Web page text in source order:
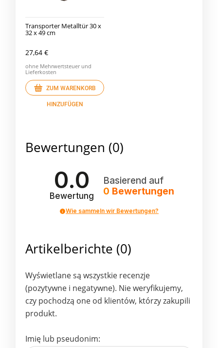
Transporter Metalltür 30 x
32 x 49 cm
27,64 €
ohne Mehrwertsteuer und
Lieferkosten
ZUM WARENKORB
HINZUFÜGEN
Bewertungen (0)
0.0
Bewertung
Basierend auf
0 Bewertungen
Wie sammeln wir Bewertungen?
Artikelberichte (0)
Wyświetlane są wszystkie recenzje
(pozytywne i negatywne). Nie weryfikujemy,
czy pochodzą one od klientów, którzy zakupili
produkt.
Imię lub pseudonim: